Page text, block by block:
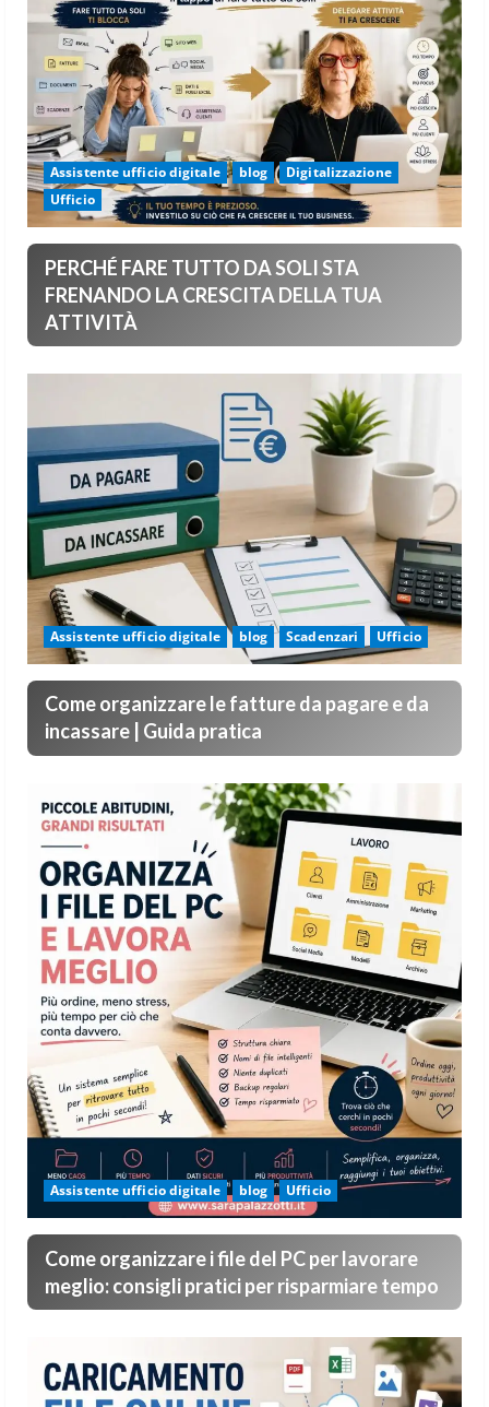
Assistente ufficio digitale blog
Digitalizzazione
Ufficio
PERCHÉ FARE TUTTO DA SOLI STA
FRENANDO LA CRESCITA DELLA TUA
ATTIVITÀ
Assistente ufficio digitale blog Scadenzari Ufficio
Come organizzare le fatture da pagare e da
incassare | Guida pratica
Assistente ufficio digitale blog Ufficio
Come organizzare i file del PC per lavorare
meglio: consigli pratici per risparmiare tempo